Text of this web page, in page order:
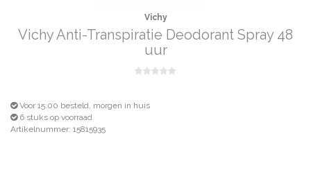
Vichy
Vichy Anti-Transpiratie Deodorant Spray 48
uur
Voor 15:00 besteld, morgen in huis
6 stuks op voorraad
Artikelnummer: 15815935